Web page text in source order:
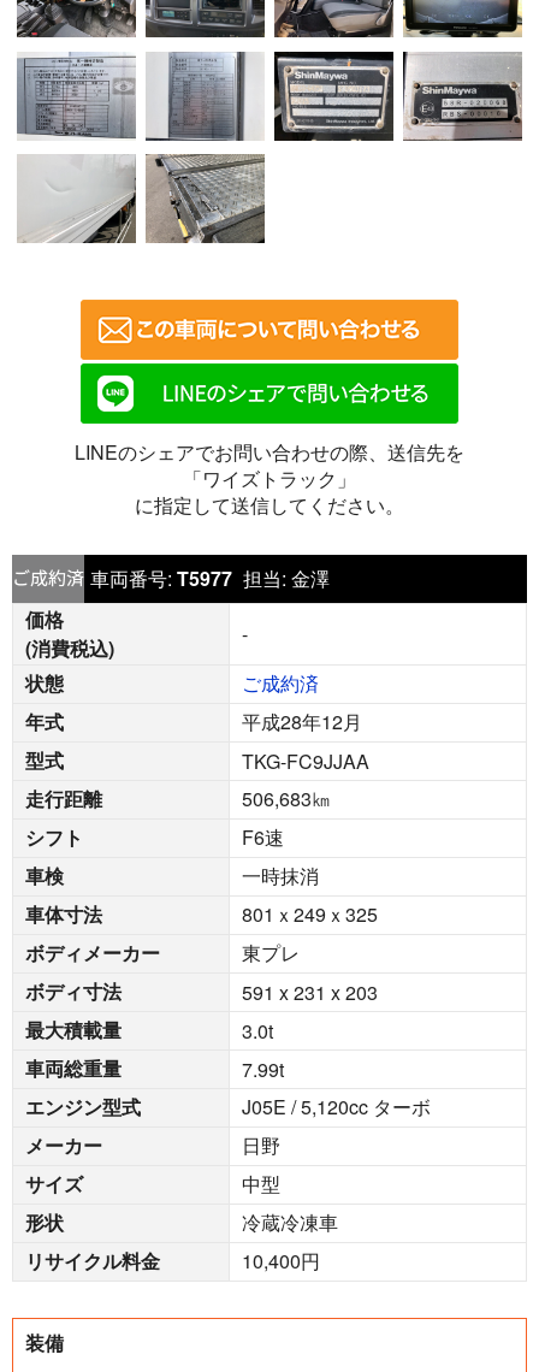
LINEのシェアでお問い合わせの際、送信先を
「ワイズトラック」
に指定して送信してください。
車両番号: T5977 担当: 金澤
価格
(消費税込)
-
状態
ご成約済
年式
平成28年12月
型式
TKG-FC9JJAA
走行距離
506,683㎞
シフト
F6速
車検
一時抹消
車体寸法
801ｘ249ｘ325
ボディメーカー
東プレ
ボディ寸法
591 x 231 x 203
最大積載量
3.0t
車両総重量
7.99t
エンジン型式
J05E / 5,120cc ターボ
メーカー
日野
サイズ
中型
形状
冷蔵冷凍車
リサイクル料金
10,400円
装備